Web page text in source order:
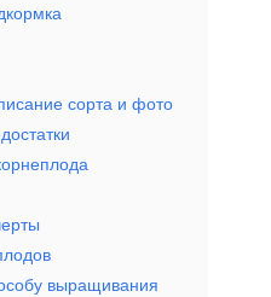
сорта и фото
выращивания